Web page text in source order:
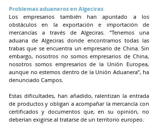
Problemas aduaneros en Algeciras
Los empresarios también han apuntado a los
obstáculos en la exportación e importación de
mercancías a través de Algeciras. “Tenemos una
aduana de Algeciras donde encontramos todas las
trabas que se encuentra un empresario de China. Sin
embargo, nosotros no somos empresarios de China,
nosotros somos empresarios de la Unión Europea,
aunque no estemos dentro de la Unión Aduanera”, ha
denunciado Campos.
Estas dificultades, han añadido, ralentizan la entrada
de productos y obligan a acompañar la mercancía con
certificados y documentos que, en su opinión, no
deberían exigirse al tratarse de un territorio europeo.